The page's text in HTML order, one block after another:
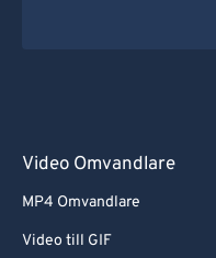
Video Omvandlare
MP4 Omvandlare
Video till GIF